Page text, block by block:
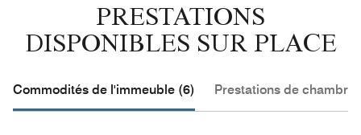
PRESTATIONS
DISPONIBLES SUR PLACE
Commodités de l'immeuble (6) Prestations de chambre